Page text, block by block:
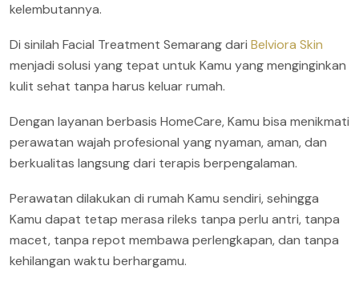
kelembutannya.
Di sinilah Facial Treatment Semarang dari Belviora Skin
menjadi solusi yang tepat untuk Kamu yang menginginkan
kulit sehat tanpa harus keluar rumah.
Dengan layanan berbasis HomeCare, Kamu bisa menikmati
perawatan wajah profesional yang nyaman, aman, dan
berkualitas langsung dari terapis berpengalaman.
Perawatan dilakukan di rumah Kamu sendiri, sehingga
Kamu dapat tetap merasa rileks tanpa perlu antri, tanpa
macet, tanpa repot membawa perlengkapan, dan tanpa
kehilangan waktu berhargamu.